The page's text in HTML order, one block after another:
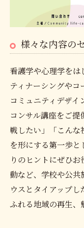
様々な内容の
看護学や心理学をは
ティナーシングやコ
コミュニティデザ
コンサル講座をご
戦したい」「こんな
を形にする第一歩と
りのヒントにぜひ
動など、学校や公
ウスとタイアップ
ふれる地域の再生、